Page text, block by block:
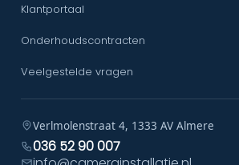
Klantportaal
Onderhoudscontracten
Veelgestelde vragen
Verlmolenstraat 4, 1333 AV Almere
036 52 90 007